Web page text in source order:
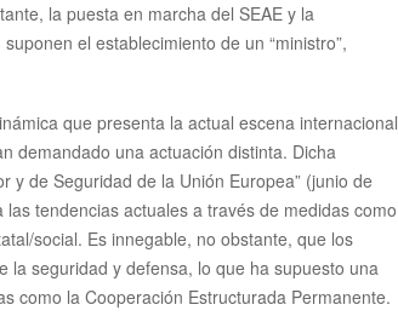
la puesta en marcha del SEAE y la
el establecimiento de un “ministro”,
que presenta la actual escena internacional
demandado una actuación distinta. Dicha
y de Seguridad de la Unión Europea” (junio de
tendencias actuales a través de medidas como
social. Es innegable, no obstante, que los
la seguridad y defensa, lo que ha supuesto una
como la Cooperación Estructurada Permanente.